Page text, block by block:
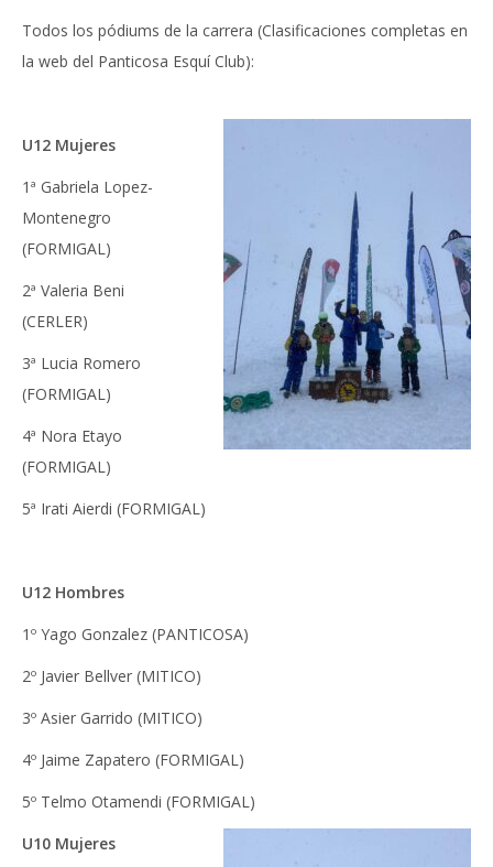
Todos los pódiums de la carrera (Clasificaciones completas en
la web del Panticosa Esquí Club):
U12 Mujeres
1ª Gabriela Lopez-
Montenegro
(FORMIGAL)
2ª Valeria Beni
(CERLER)
3ª Lucia Romero
(FORMIGAL)
4ª Nora Etayo
(FORMIGAL)
5ª Irati Aierdi (FORMIGAL)
U12 Hombres
1º Yago Gonzalez (PANTICOSA)
2º Javier Bellver (MITICO)
3º Asier Garrido (MITICO)
4º Jaime Zapatero (FORMIGAL)
5º Telmo Otamendi (FORMIGAL)
U10 Mujeres